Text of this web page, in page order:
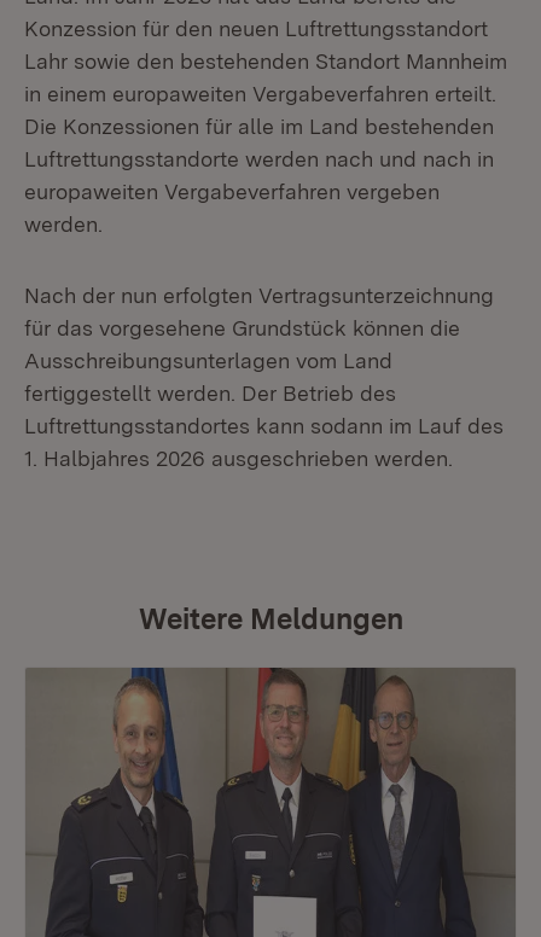
Konzession für den neuen Luftrettungsstandort
Lahr sowie den bestehenden Standort Mannheim
in einem europaweiten Vergabeverfahren erteilt.
Die Konzessionen für alle im Land bestehenden
Luftrettungsstandorte werden nach und nach in
europaweiten Vergabeverfahren vergeben
werden.
Nach der nun erfolgten Vertragsunterzeichnung
für das vorgesehene Grundstück können die
Ausschreibungsunterlagen vom Land
fertiggestellt werden. Der Betrieb des
Luftrettungsstandortes kann sodann im Lauf des
1. Halbjahres 2026 ausgeschrieben werden.
Weitere Meldungen